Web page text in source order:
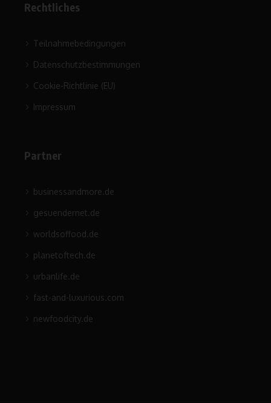
Rechtliches
Teilnahmebedingungen
Datenschutzbestimmungen
Cookie-Richtlinie (EU)
Impressum
Partner
businessandmore.de
gesuendernet.de
worldsoffood.de
planetoftech.de
urbanlife.de
fast-and-luxurious.com
newfoodcity.de